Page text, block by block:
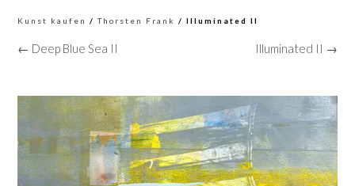
Kunst kaufen /Thorsten Frank / Illuminated II
← Deep Blue Sea II Illuminated II →